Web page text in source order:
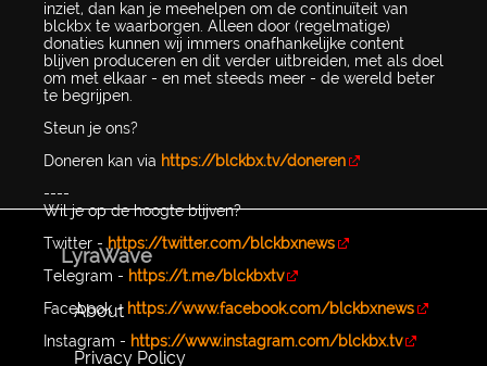
inziet, dan kan je meehelpen om de continuïteit van
blckbx te waarborgen. Alleen door (regelmatige)
donaties kunnen wij immers onafhankelijke content
blijven produceren en dit verder uitbreiden, met als doel
om met elkaar - en met steeds meer - de wereld beter
te begrijpen.
Steun je ons?
Doneren kan via https://blckbx.tv/doneren
----
Wil je op de hoogte blijven?
Twitter -https://twitter.com/blckbxnews
Telegram - https://t.me/blckbxtv
Facebook - https://www.facebook.com/blckbxnews
Instagram - https://www.instagram.com/blckbx.tv
LyraWave
About
Privacy Policy